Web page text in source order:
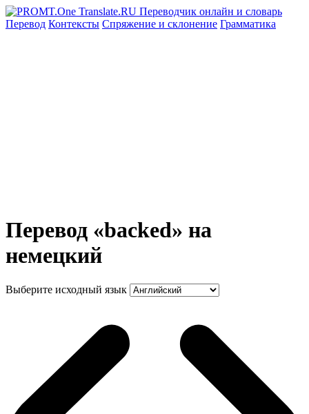
Перевод Контексты Спряжение и склонение Грамматика
Перевод «backed» на
немецкий
Выберите исходный язык